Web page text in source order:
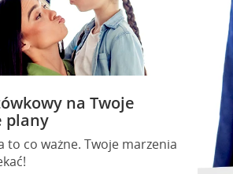
na Twoje
plany
to co ważne. Twoje marzenia